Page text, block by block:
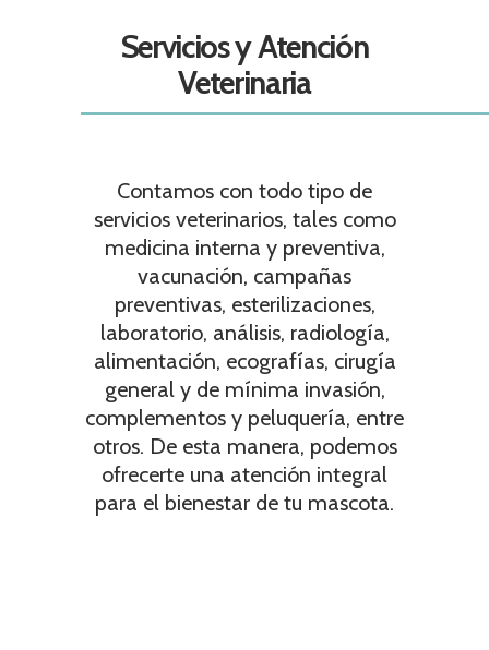
Servicios y Atención
Veterinaria
Contamos con todo tipo de
servicios veterinarios, tales como
medicina interna y preventiva,
vacunación, campañas
preventivas, esterilizaciones,
laboratorio, análisis, radiología,
alimentación, ecografías, cirugía
general y de mínima invasión,
complementos y peluquería, entre
otros. De esta manera, podemos
ofrecerte una atención integral
para el bienestar de tu mascota.